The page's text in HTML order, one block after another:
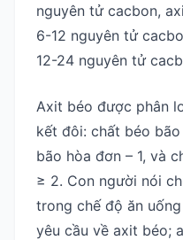
nguyên tử cacbon,
6-12 nguyên tử
12-24 nguyên tử
Axit béo được phân
kết đôi: chất béo
bão hòa đơn – 1, và
≥ 2. Con người nói
trong chế độ ăn
yêu cầu về axit béo;